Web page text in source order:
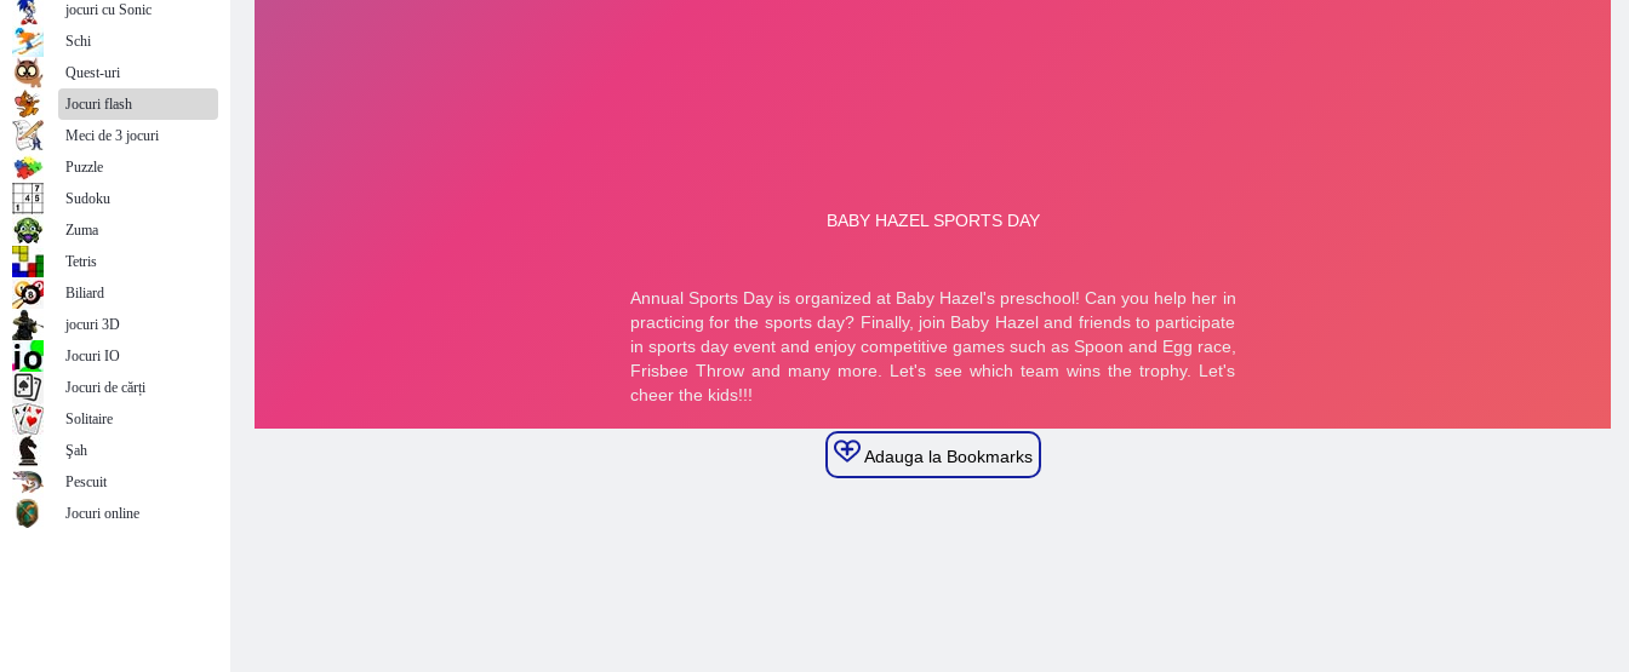
Adauga la Bookmarks
jocuri cu Sonic
Schi
Quest-uri
Jocuri flash
Meci de 3 jocuri
Puzzle
Sudoku
Zuma
Tetris
Biliard
jocuri 3D
Jocuri IO
Jocuri de cărți
Solitaire
Şah
Pescuit
Jocuri online